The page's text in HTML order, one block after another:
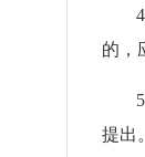
的，
提出。